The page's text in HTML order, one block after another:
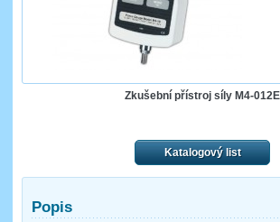
Zkušební přístroj síly M4-012E
Katalogový list
Popis